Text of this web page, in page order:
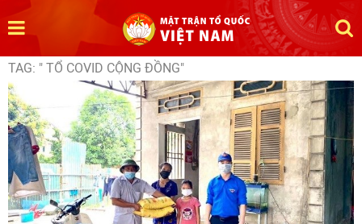
TAG: " TỔ COVID CỘNG ĐỒNG"